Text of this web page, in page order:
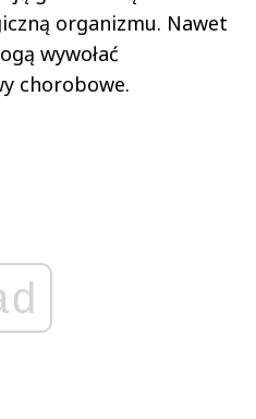
organizmu. Nawet
wywołać
chorobowe.